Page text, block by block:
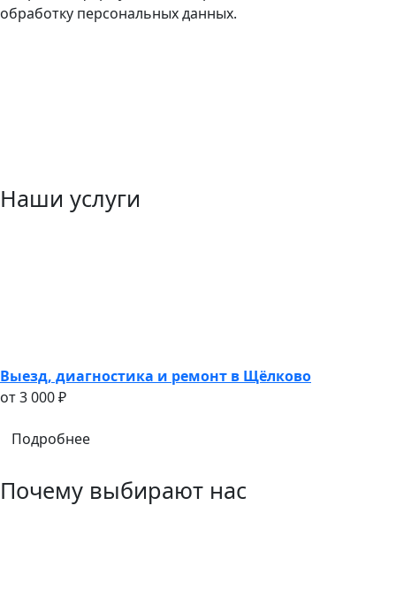
обработку персональных данных.
Наши услуги
Выезд, диагностика и ремонт в Щёлково
oт 3 000 ₽
Подробнее
Почему выбирают нас